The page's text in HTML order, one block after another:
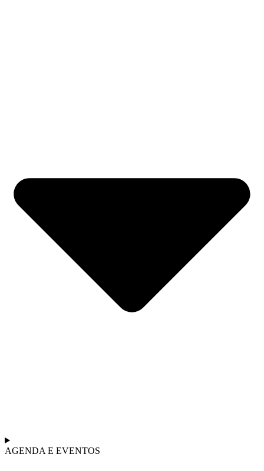
AGENDA E EVENTOS